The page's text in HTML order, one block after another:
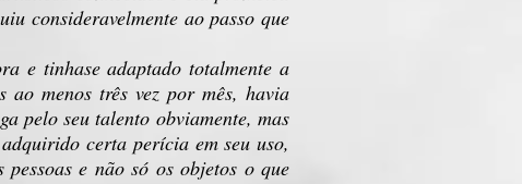
consideravelmente ao passo que
e tinhase adaptado totalmente a
ao menos três vez por mês, havia
pelo seu talento obviamente, mas
certa perícia em seu uso,
e não só os objetos o que